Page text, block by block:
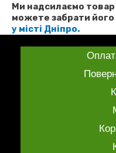
Ми надсилаємо
можете забрати його
у місті Дніпро.